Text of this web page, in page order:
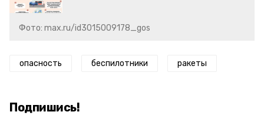
Фото: max.ru/id3015009178_gos
опасность беспилотники ракеты
Подпишись!